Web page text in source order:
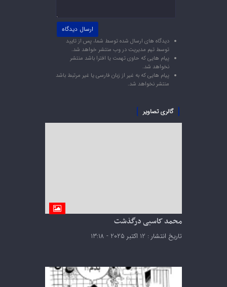
دیدگاه های ارسال شده توسط شما، پس از تایید
توسط تیم مدیریت در وب منتشر خواهد شد.
پیام هایی که حاوی تهمت یا افترا باشد منتشر
نخواهد شد.
پیام هایی که به غیر از زبان فارسی یا غیر مرتبط باشد
منتشر نخواهد شد.
گالری تصاویر
محمد کاسبی درگذشت
تاریخ انتشار : 12 اکتبر 2025 - 13:18